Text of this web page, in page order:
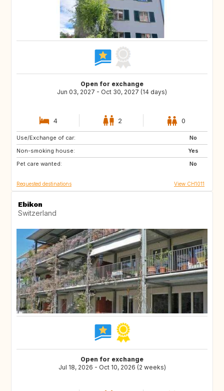
Open for exchange
Jun 03, 2027 - Oct 30, 2027 (14 days)
4 2 0
Use/Exchange of car:
No
Non-smoking house:
Yes
Pet care wanted:
No
GB
Requested destinations View CH1011
Ebikon
Switzerland
Open for exchange
Jul 18, 2026 - Oct 10, 2026 (2 weeks)